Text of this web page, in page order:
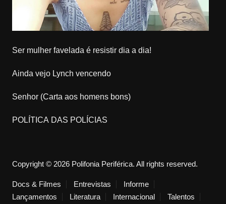
Ser mulher favelada é resistir dia a dia!
Ainda vejo Lynch vencendo
Senhor (Carta aos homens bons)
POLÍTICA DAS POLÍCIAS
Copyright © 2026 Polifonia Periférica. All rights reserved.
Docs & Filmes Entrevistas
Informe
Lançamentos
Literatura Internacional Talentos